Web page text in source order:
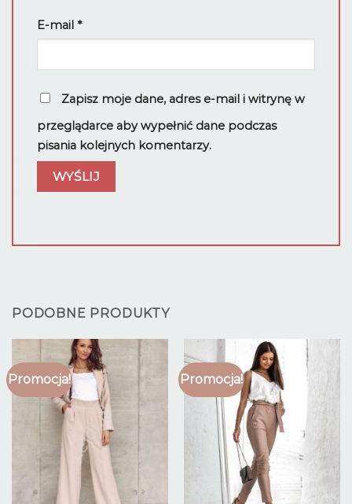
E-mail *
Zapisz moje dane, adres e-mail i witrynę w
przeglądarce aby wypełnić dane podczas
pisania kolejnych komentarzy.
PODOBNE PRODUKTY
Promocja! Promocja!